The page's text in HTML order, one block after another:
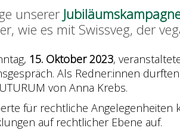
unserer
wie es mit Swissveg, der
15. Oktober 2023,
Als Redner:innen
von Anna Krebs.
für rechtliche Angelegenheiten
auf rechtlicher Ebene auf.